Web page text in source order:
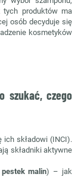
tych produktów ma
osób decyduje się
kosmetyków
szukać, czego
ich składowi (INCI).
składniki aktywne
malin) – jak